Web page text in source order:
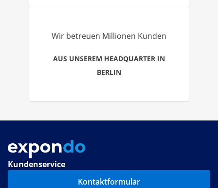
Wir betreuen Millionen Kunden
AUS UNSEREM HEADQUARTER IN
BERLIN
Kundenservice
Kontaktformular